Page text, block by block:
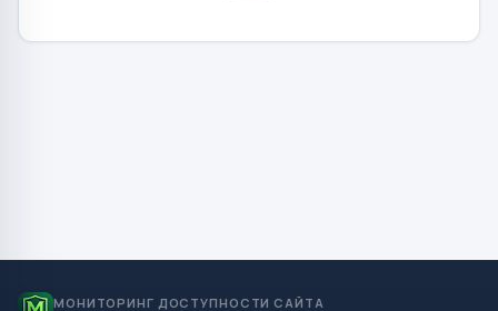
МОНИТОРИНГ ДОСТУПНОСТИ САЙТА